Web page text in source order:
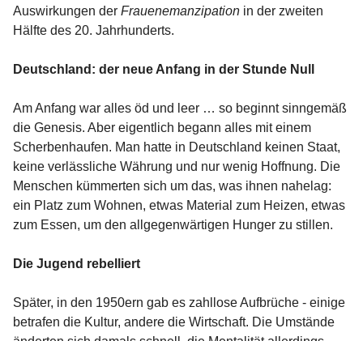
Auswirkungen der Frauenemanzipation in der zweiten
Hälfte des 20. Jahrhunderts.
Deutschland: der neue Anfang in der Stunde Null
Am Anfang war alles öd und leer … so beginnt sinngemäß
die Genesis. Aber eigentlich begann alles mit einem
Scherbenhaufen. Man hatte in Deutschland keinen Staat,
keine verlässliche Währung und nur wenig Hoffnung. Die
Menschen kümmerten sich um das, was ihnen nahelag:
ein Platz zum Wohnen, etwas Material zum Heizen, etwas
zum Essen, um den allgegenwärtigen Hunger zu stillen.
Die Jugend rebelliert
Später, in den 1950ern gab es zahllose Aufbrüche - einige
betrafen die Kultur, andere die Wirtschaft. Die Umstände